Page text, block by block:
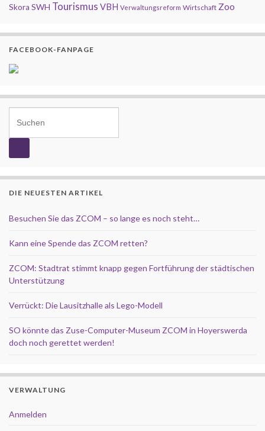
Skora SWH Tourismus VBH Verwaltungsreform Wirtschaft Zoo
FACEBOOK-FANPAGE
DIE NEUESTEN ARTIKEL
Besuchen Sie das ZCOM – so lange es noch steht…
Kann eine Spende das ZCOM retten?
ZCOM: Stadtrat stimmt knapp gegen Fortführung der städtischen
Unterstützung
Verrückt: Die Lausitzhalle als Lego-Modell
SO könnte das Zuse-Computer-Museum ZCOM in Hoyerswerda
doch noch gerettet werden!
VERWALTUNG
Anmelden